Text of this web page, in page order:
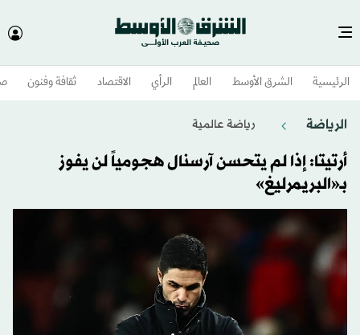
الرئيسية الشرق الأوسط​ العالم الرأي الاقتصاد ثقافة وفنون
الرياضة رياضة عالمية
أرتيتا: إذا لم يتحسن آرسنال هجومياً لن يفوز
بـ«البريمرليغ»